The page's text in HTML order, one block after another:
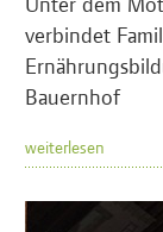
verbindet
Bauernhof
weiterlesen